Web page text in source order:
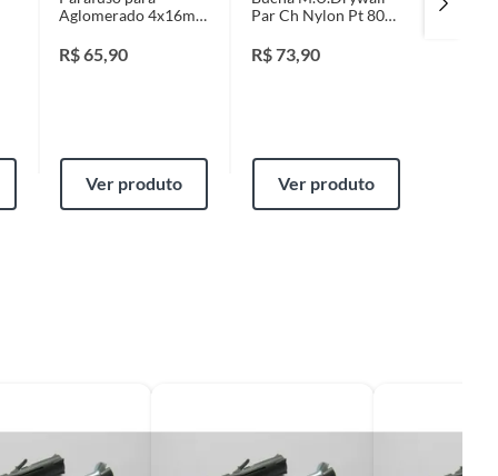
Aglomerado 4x16mm
Phillips Aço Dourado
500 Peças
R$65,90
Ver produto
Par Ch Nylon Pt 80
6mm
R$73,90
Ver produto